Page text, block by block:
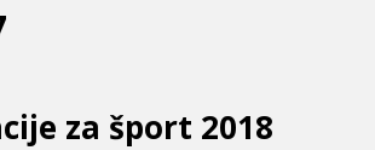
za šport 2018